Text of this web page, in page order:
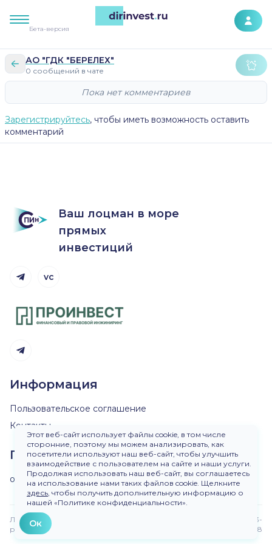
Этот веб-сайт использует файлы cookie, в том числе
сторонние, поэтому мы можем анализировать, как
посетители используют наш веб-сайт, чтобы улучшить
взаимодействие с пользователем на сайте и наши услуги.
Продолжая использовать наш веб-сайт, вы соглашаетесь
на использование нами таких файлов cookie. Щелкните
здесь, чтобы получить дополнительную информацию о
нашей «Политике конфиденциальности».
Ок
Бета-версия
АО "ГДК "БЕРЕЛЕХ"
0 сообщений в чате
Пока нет комментариев
Зарегистрируйтесь, чтобы иметь возможность оставить
комментарий
Ваш лоцман в море
прямых
инвестиций
Telegram канал
vc
Telegram канал
Информация
Пользовательское соглашение
Контакты
Пишите нам
ok@dirinvest.ru
Любое использование материалов сайта без
разрешения запрещено.
Версия 3-
beta.48